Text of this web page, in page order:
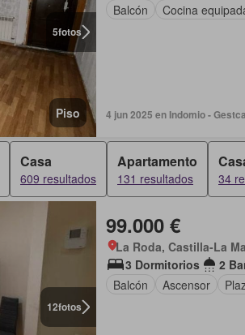
5fotos
Piso
Balcón
Cocina
4 jun 2025 en Indomio -
Casa
609 resultados
Apartamento
131 resultados 34
12fotos
99.000 €
La Roda, Castilla-La
3 Dormitorios
2
Balcón
Ascensor